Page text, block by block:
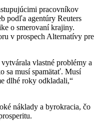
pracovníkov
podľa agentúry Reuters
o smerovaní krajiny.
v prospech Alternatívy pre
vlastné problémy a
sa musí spamätať. Musí
dlhé roky odkladali,“
náklady a byrokracia, čo